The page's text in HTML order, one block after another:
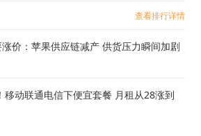
查看排行详情
价：苹果供应链减产 供货压力瞬间加剧
移动联通电信下便宜套餐 月租从28涨到